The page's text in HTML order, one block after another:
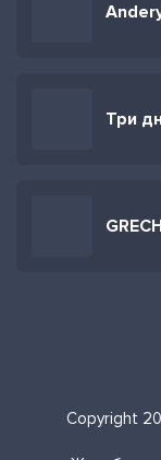
Три
Copyright